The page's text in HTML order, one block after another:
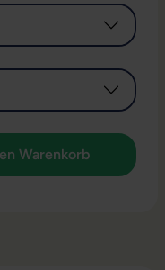
gewünschten
Warenkorb